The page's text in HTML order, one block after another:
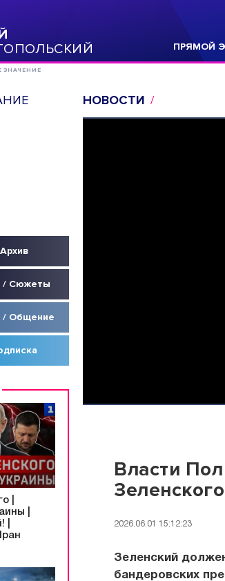
ЗНАЧЕНИЕ
ПРЯМОЙ
/ Сюжеты
/ Общение
|
|
|
НОВОСТИ
Власти
Зеленского
2026.06.01 15:12:23
Зеленский
бандеровских